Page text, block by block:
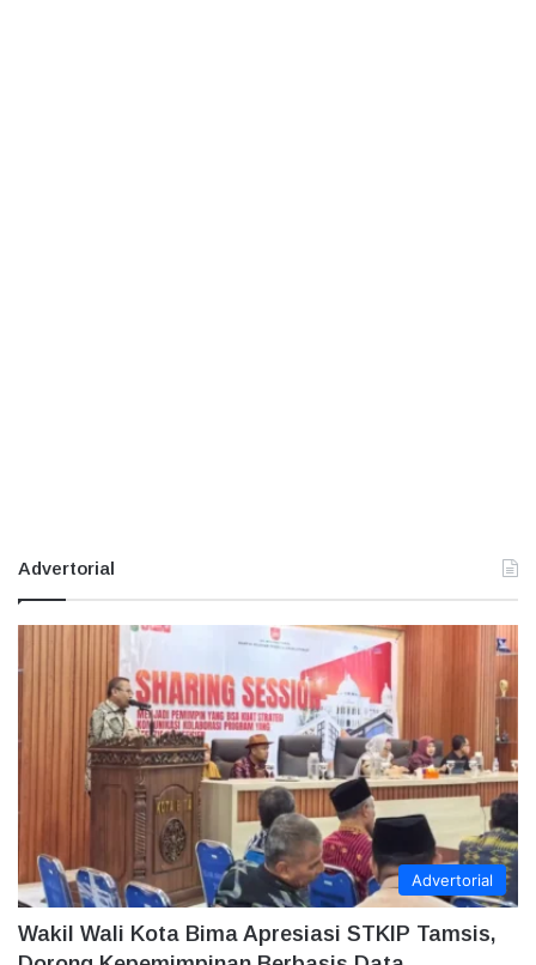
Advertorial
Advertorial
Wakil Wali Kota Bima Apresiasi STKIP Tamsis,